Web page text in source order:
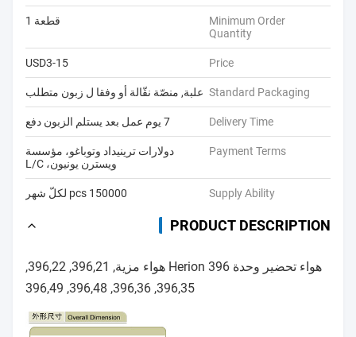
Minimum Order
Quantity
قطعة 1
Price
USD3-15
Standard Packaging علبة, منصّة نقّالة أو وفقا ل زبون متطلب
Delivery Time 7 يوم عمل بعد يستلم الزبون دفع
Payment Terms
دولارات ترينيداد وتوباغو، مؤسسة
ويسترن يونيون، L/C
Supply Ability 150000 pcs لكلّ شهر
PRODUCT DESCRIPTION
هواء تحضير وحدة Herion 396 هواء مزية, 396,21, 396,22,
396,35, 396,36, 396,48, 396,49